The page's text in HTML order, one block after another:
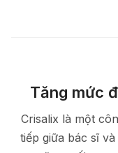
Tăng mức
Crisalix là một
tiếp giữa bác sĩ